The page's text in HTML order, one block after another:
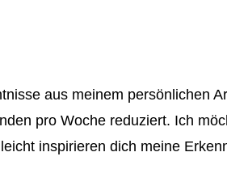
aus meinem persönlichen
pro Woche reduziert. Ich
inspirieren dich meine